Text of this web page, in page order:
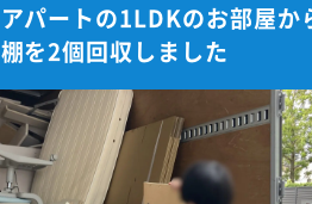
アパートの1LDKのお部屋か
棚を2個回収しました